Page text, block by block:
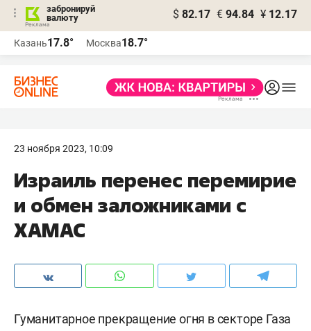
забронируй
валюту
$ 82.17 € 94.84 ¥ 12.17
Казань17.8° Москва18.7°
23 ноября 2023, 10:09
Израиль перенес перемирие
и обмен заложниками с
ХАМАС
Гуманитарное прекращение огня в секторе Газа